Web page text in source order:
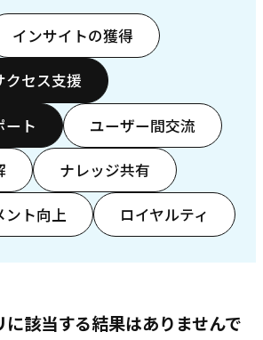
インサイトの獲得
クセス支援
ート ユーザー間交流
ナレッジ共有
ント向上 ロイヤルティ
該当する結果はありませんで